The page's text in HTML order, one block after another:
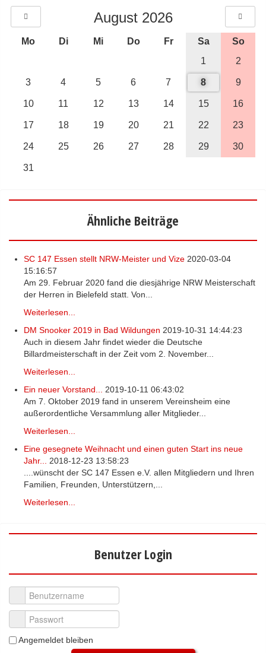
August 2026
Mo Di Mi Do Fr Sa
So
1
2
3 4 5 6 7 8 9
10 11 12 13 14 15 16
17 18 19 20 21 22 23
24 25 26 27 28 29 30
31
Ähnliche Beiträge
SC 147 Essen stellt NRW-Meister und Vize 2020-03-04
15:16:57
Am 29. Februar 2020 fand die diesjährige NRW Meisterschaft
der Herren in Bielefeld statt. Von...
Weiterlesen...
DM Snooker 2019 in Bad Wildungen 2019-10-31 14:44:23
Auch in diesem Jahr findet wieder die Deutsche
Billardmeisterschaft in der Zeit vom 2. November...
Weiterlesen...
Ein neuer Vorstand...
2019-10-11 06:43:02
Am 7. Oktober 2019 fand in unserem Vereinsheim eine
außerordentliche Versammlung aller Mitglieder...
Weiterlesen...
Eine gesegnete Weihnacht und einen guten Start ins neue
Jahr...
2018-12-23 13:58:23
....wünscht der SC 147 Essen e.V. allen Mitgliedern und Ihren
Familien, Freunden, Unterstützern,...
Weiterlesen...
Benutzer Login
Benutzername
Passwort
Angemeldet bleiben